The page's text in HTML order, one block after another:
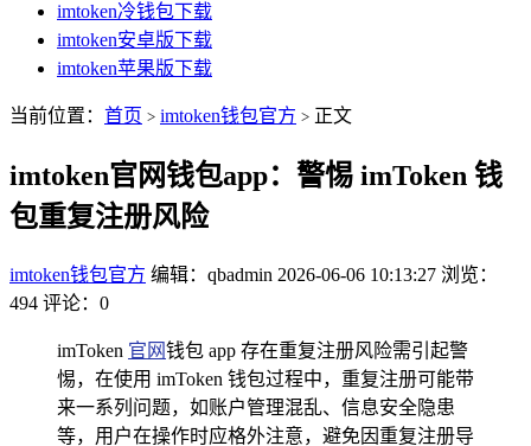
imtoken冷钱包下载
imtoken安卓版下载
imtoken苹果版下载
当前位置： 首页 > imtoken钱包官方 > 正文
imtoken官网钱包app：警惕 imToken 钱
包重复注册风险
imtoken钱包官方 编辑：qbadmin 2026-06-06 10:13:27 浏览：
494 评论：0
imToken 官网钱包 app 存在重复注册风险需引起警
惕，在使用 imToken 钱包过程中，重复注册可能带
来一系列问题，如账户管理混乱、信息安全隐患
等，用户在操作时应格外注意，避免因重复注册导